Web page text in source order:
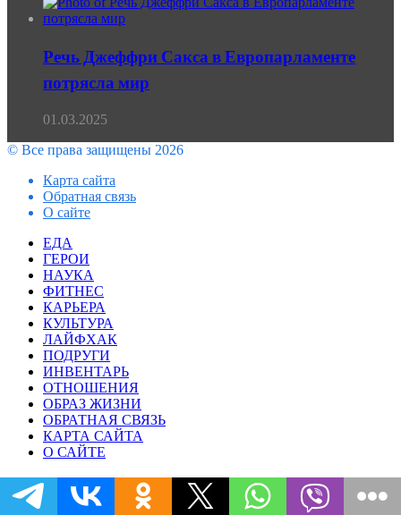
Речь Джеффри Сакса в Европарламенте
потрясла мир
01.03.2025
© Все права защищены 2026
Карта сайта
Обратная связь
О сайте
Facebook
Twitter
WhatsApp
Telegram
ЗакрытьЕДА
ГЕРОИ
НАУКА
ФИТНЕС
КАРЬЕРА
КУЛЬТУРА
ЛАЙФХАК
ПОДРУГИ
ИНВЕНТАРЬ
ОТНОШЕНИЯ
ОБРАЗ ЖИЗНИ
ОБРАТНАЯ СВЯЗЬ
КАРТА САЙТА
О САЙТЕ
Facebook
Twitter